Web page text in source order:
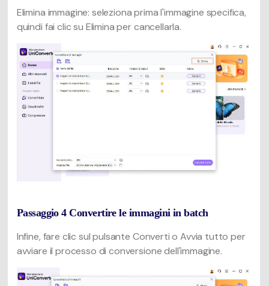
Elimina immagine: seleziona prima l'immagine specifica,
quindi fai clic su Elimina per cancellarla.
Passaggio 4 Convertire le immagini in batch
Infine, fare clic sul pulsante Converti o Avvia tutto per
avviare il processo di conversione dell'immagine.